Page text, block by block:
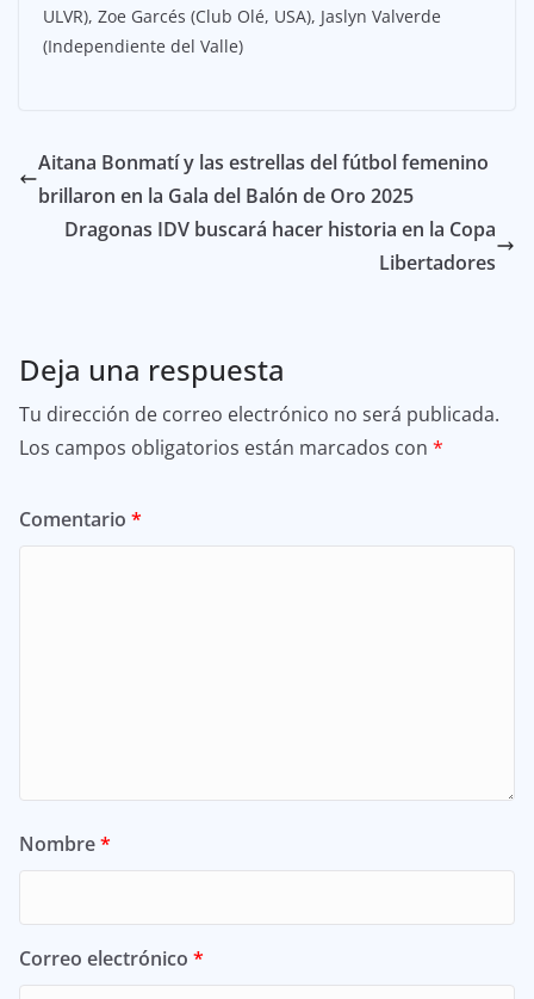
ULVR), Zoe Garcés (Club Olé, USA), Jaslyn Valverde
(Independiente del Valle)
Aitana Bonmatí y las estrellas del fútbol femenino
brillaron en la Gala del Balón de Oro 2025
Dragonas IDV buscará hacer historia en la Copa
Libertadores
Deja una respuesta
Tu dirección de correo electrónico no será publicada.
Los campos obligatorios están marcados con *
Comentario *
Nombre*
Correo electrónico *